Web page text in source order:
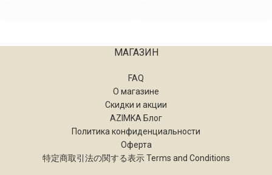
МАГАЗИН
FAQ
О магазине
Скидки и акции
AZIMKA Блог
Политика конфиденциальности
Оферта
特定商取引法の関する表示 Terms and Conditions